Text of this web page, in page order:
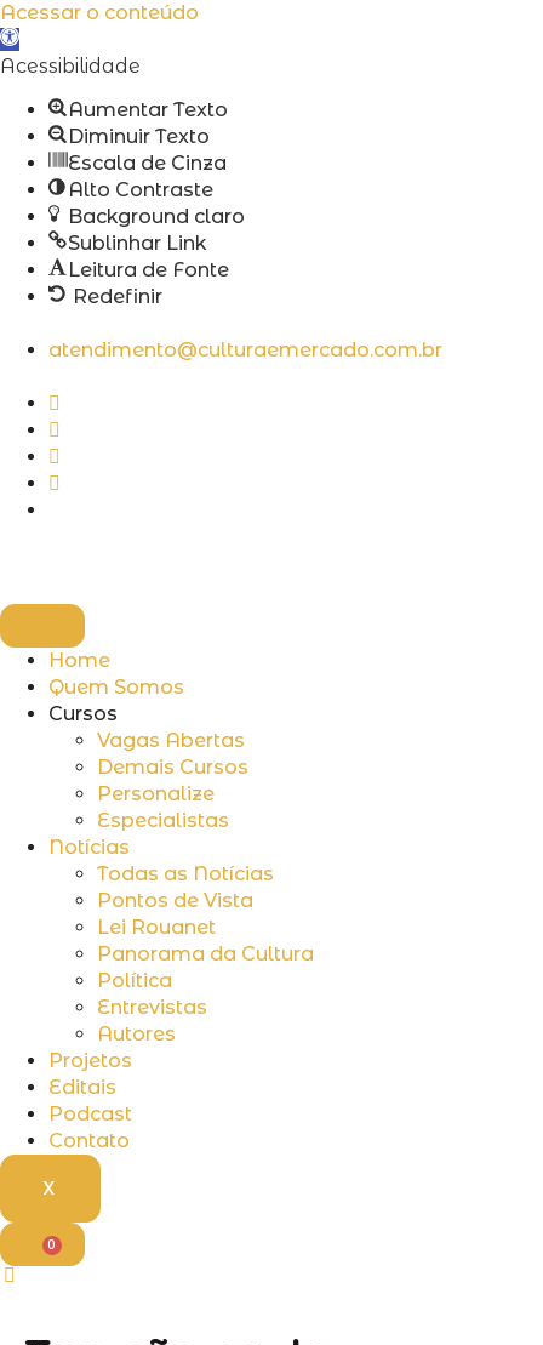
Acessar o conteúdo
Abrir
a
ferramentas
Acessibilidade
Aumentar Texto
Diminuir Texto
Escala de Cinza
Alto Contraste
Background claro
Sublinhar Link
Leitura de Fonte
Redefinir
atendimento@culturaemercado.com.br
Home
Quem Somos
Cursos
Vagas Abertas
Demais Cursos
Personalize
Especialistas
Notícias
Todas as Notícias
Pontos de Vista
Lei Rouanet
Panorama da Cultura
Política
Entrevistas
Autores
Projetos
Editais
Podcast
Contato
X
0